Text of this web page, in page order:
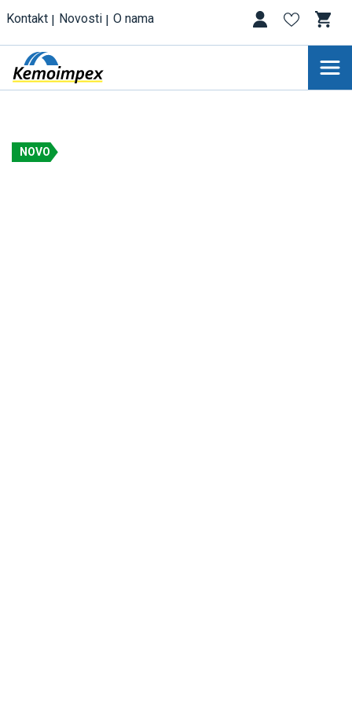
Kontakt Novosti O nama
NOVO